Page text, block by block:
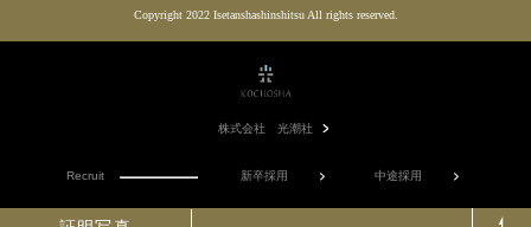
Copyright 2022 Isetanshashinshitsu All rights reserved.
株式会社 光潮社
Recruit 新卒採用 中途採用